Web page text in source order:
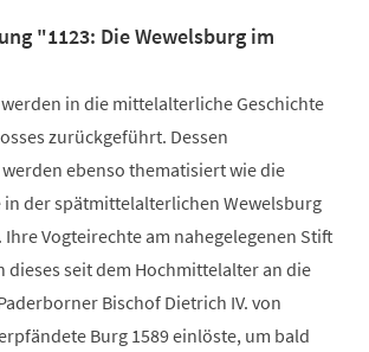
"1123: Die Wewelsburg im
in die mittelalterliche Geschichte
zurückgeführt. Dessen
ebenso thematisiert wie die
der spätmittelalterlichen Wewelsburg
Vogteirechte am nahegelegenen Stift
dieses seit dem Hochmittelalter an die
Bischof Dietrich IV. von
Burg 1589 einlöste, um bald